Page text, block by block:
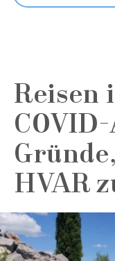
Reisen
COVID-
HVAR